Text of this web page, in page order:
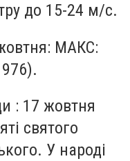
до 15-24 м/с.
МАКС:
: 17 жовтня
святого
У народі